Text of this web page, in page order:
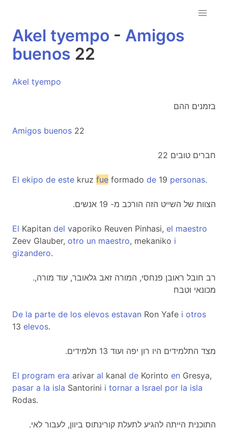
Akel tyempo - Amigos
buenos 22
Akel tyempo
בזמנים ההם
Amigos buenos 22
חברים טובים 22
El ekipo de este kruz fue formado de 19 personas.
.הצוות של השייט הזה הורכב מ- 19 אנשים
El Kapitan del vaporiko Reuven Pinhasi, el maestro
Zeev Glauber, otro un maestro, mekaniko i
gizandero.
.רב חובל ראובן פנחסי, המורה זאב גלאובר, עוד מורה,
מכונאי וטבח
De la parte de los elevos estavan Ron Yafe i otros
13 elevos.
.מצד התלמידים היו רון יפה ועוד 13 תלמידים
El program era arivar al kanal de Korinto en Gresya,
pasar a la isla Santorini i tornar a Israel por la isla
Rodas.
.התוכנית הייתה להגיע לתעלת קורינתוס ביוון, לעבור לאי